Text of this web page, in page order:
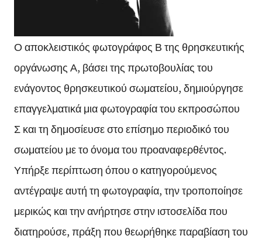
Ο αποκλειστικός φωτογράφος Β της θρησκευτικής
οργάνωσης Α, βάσει της πρωτοβουλίας του
ενάγοντος θρησκευτικού σωματείου, δημιούργησε
επαγγελματικά μια φωτογραφία του εκπροσώπου
Σ και τη δημοσίευσε στο επίσημο περιοδικό του
σωματείου με το όνομα του προαναφερθέντος.
Υπήρξε περίπτωση όπου ο κατηγορούμενος
αντέγραψε αυτή τη φωτογραφία, την τροποποίησε
μερικώς και την ανήρτησε στην ιστοσελίδα που
διατηρούσε, πράξη που θεωρήθηκε παραβίαση του